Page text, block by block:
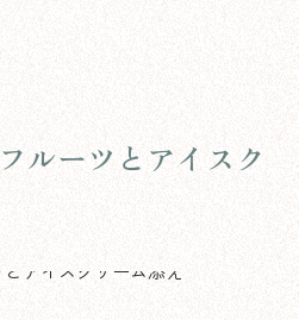
ルーツとアイスク